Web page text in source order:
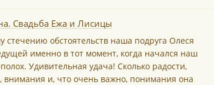
Свадьба Ежа и Лисицы
стечению обстоятельств наша подруга Олеся
именно в тот момент, когда начался наш
Удивительная удача! Сколько радости,
внимания и, что очень важно, понимания она